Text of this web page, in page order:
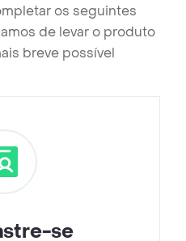
os seguintes
de levar o produto
breve possível
se